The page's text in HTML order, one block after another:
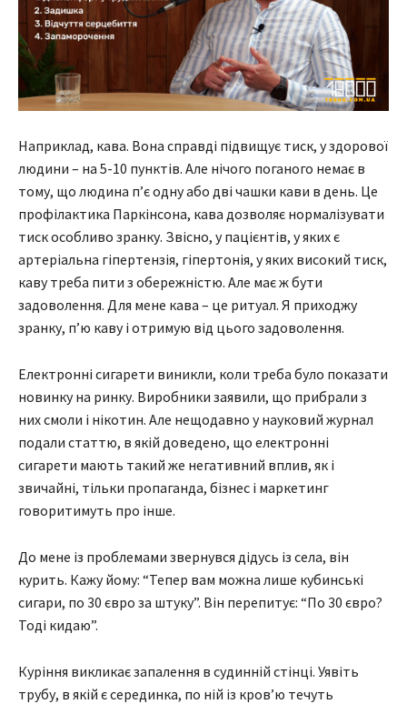
Наприклад, кава. Вона справді підвищує тиск, у здорової
людини – на 5-10 пунктів. Але нічого поганого немає в
тому, що людина п’є одну або дві чашки кави в день. Це
профілактика Паркінсона, кава дозволяє нормалізувати
тиск особливо зранку. Звісно, у пацієнтів, у яких є
артеріальна гіпертензія, гіпертонія, у яких високий тиск,
каву треба пити з обережністю. Але має ж бути
задоволення. Для мене кава – це ритуал. Я приходжу
зранку, п’ю каву і отримую від цього задоволення.
Електронні сигарети виникли, коли треба було показати
новинку на ринку. Виробники заявили, що прибрали з
них смоли і нікотин. Але нещодавно у науковий журнал
подали статтю, в якій доведено, що електронні
сигарети мають такий же негативний вплив, як і
звичайні, тільки пропаганда, бізнес і маркетинг
говоритимуть про інше.
До мене із проблемами звернувся дідусь із села, він
курить. Кажу йому: “Тепер вам можна лише кубинські
сигари, по 30 євро за штуку”. Він перепитує: “По 30 євро?
Тоді кидаю”.
Куріння викликає запалення в судинній стінці. Уявіть
трубу, в якій є серединка, по ній із кров’ю течуть